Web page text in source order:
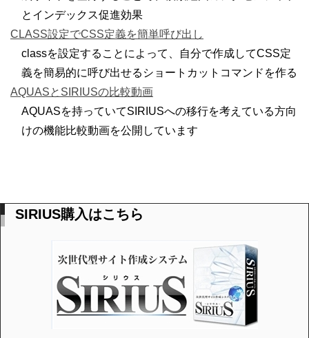
とインデックス促進効果
CLASS設定でCSS定義を簡単呼び出し
classを設定することによって、自分で作成してCSS定
義を簡易的に呼び出せるショートカットコマンドを作る
AQUASとSIRIUSの比較動画
AQUASを持っていてSIRIUSへの移行を考えている方向
けの機能比較動画を公開しています
SIRIUS購入はこちら